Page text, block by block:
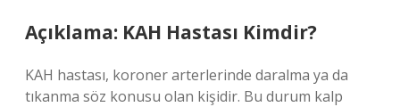
Açıklama: KAH Hastası Kimdir?
KAH hastası, koroner arterlerinde daralma ya da
tıkanma söz konusu olan kişidir. Bu durum kalp